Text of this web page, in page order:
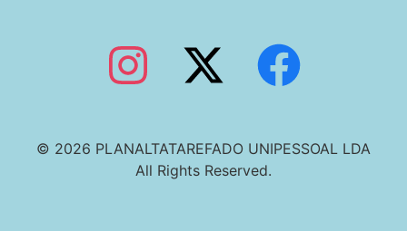
© 2026 PLANALTATAREFADO UNIPESSOAL LDA
All Rights Reserved.